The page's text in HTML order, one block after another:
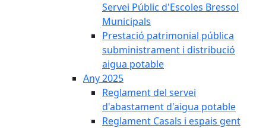
Servei Públic d'Escoles Bressol
Municipals
Prestació patrimonial pública
subministrament i distribució
aigua potable
Any 2025
Reglament del servei
d'abastament d'aigua potable
Reglament Casals i espais gent